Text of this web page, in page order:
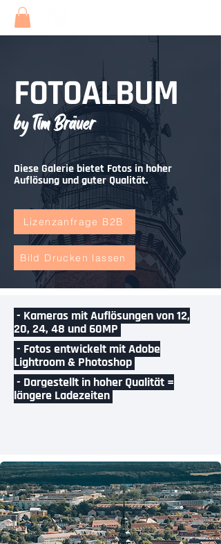
FOTOALBUM
by Tim Bräuer
Diese Galerie bietet Fotos in hoher
Auflösung und guter Qualität.
Lizenzanfrage B2B
Bild Drucken lassen
- Kameras mit Auflösungen von 12,
20, 24, 48 und 60MP
- Fotos entwickelt mit Adobe
Lightroom & Photoshop
- Dargestellt in hoher Qualität =
längere Ladezeiten